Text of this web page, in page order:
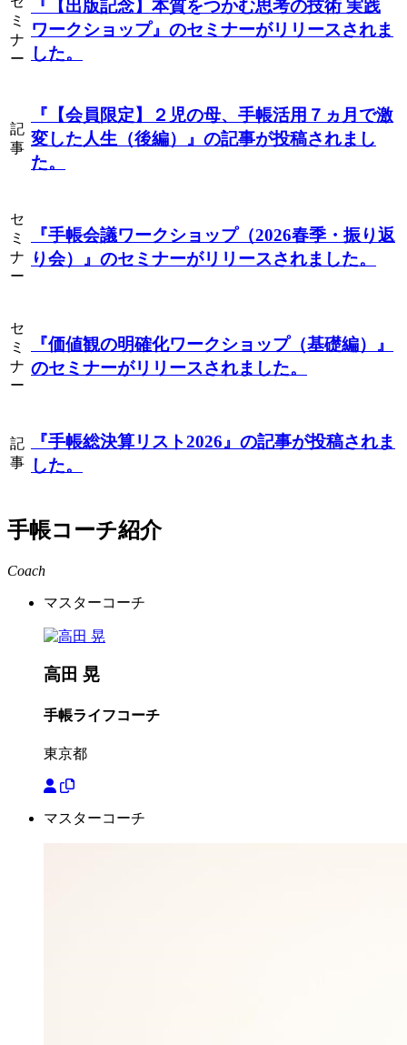
ミ
ナ
ー
『【出版記念】本質をつかむ思考の技術 実践
ワークショップ』 のセミナーがリリースされま
した。
記
事
『【会員限定】２児の母、手帳活用７ヵ月で激
変した人生（後編）』 の記事が投稿されまし
た。
セ
ミ
ナ
ー
『手帳会議ワークショップ（2026春季・振り返
り会）』 のセミナーがリリースされました。
セ
ミ
ナ
ー
『価値観の明確化ワークショップ（基礎編）』
のセミナーがリリースされました。
記
事
『手帳総決算リスト2026』 の記事が投稿されま
した。
手帳コーチ紹介
Coach
マスターコーチ
高田 晃
手帳ライフコーチ
東京都
マスターコーチ